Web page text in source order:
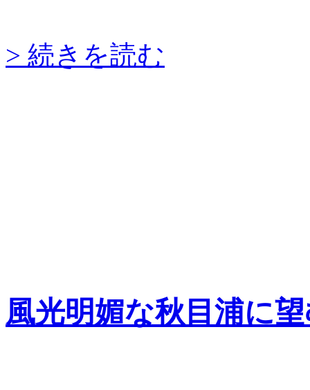
> 続きを読む
風光明媚な秋目浦に